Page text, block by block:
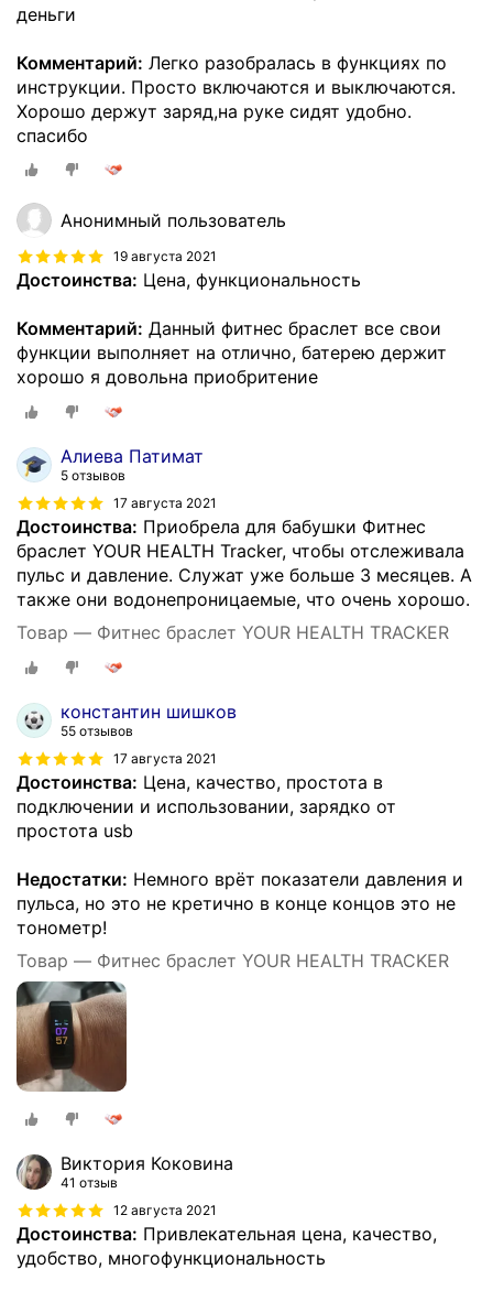
деньги
Комментарий: Легко разобралась в функциях по
инструкции. Просто включаются и выключаются.
Хорошо держут заряд,на руке сидят удобно.
спасибо
Анонимный пользователь
19 августа 2021
Достоинства: Цена, функциональность
Комментарий: Данный фитнес браслет все свои
функции выполняет на отлично, батерею держит
хорошо я довольна приобритение
Алиева Патимат
5 отзывов
17 августа 2021
Достоинства: Приобрела для бабушки Фитнес
браслет YOUR HEALTH Tracker, чтобы отслеживала
пульс и давление. Служат уже больше 3 месяцев. А
также они водонепроницаемые, что очень хорошо.
Товар — Фитнес браслет YOUR HEALTH TRACKER
константин шишков
55 отзывов
17 августа 2021
Достоинства: Цена, качество, простота в
подключении и использовании, зарядко от
простота usb
Недостатки: Немного врёт показатели давления и
пульса, но это не кретично в конце концов это не
тонометр!
Товар — Фитнес браслет YOUR HEALTH TRACKER
Виктория Коковина
41 отзыв
12 августа 2021
Достоинства: Привлекательная цена, качество,
удобство, многофункциональность